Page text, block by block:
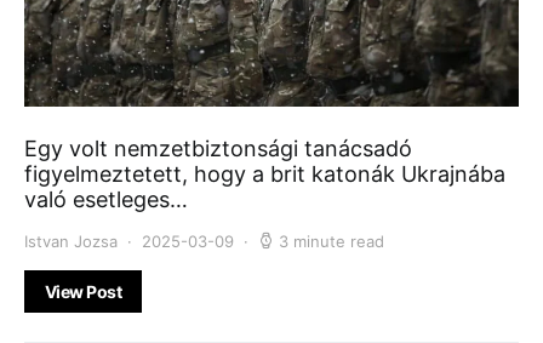
Egy volt nemzetbiztonsági tanácsadó
figyelmeztetett, hogy a brit katonák Ukrajnába
való esetleges…
Istvan Jozsa 2025-03-09 3 minute read
View Post